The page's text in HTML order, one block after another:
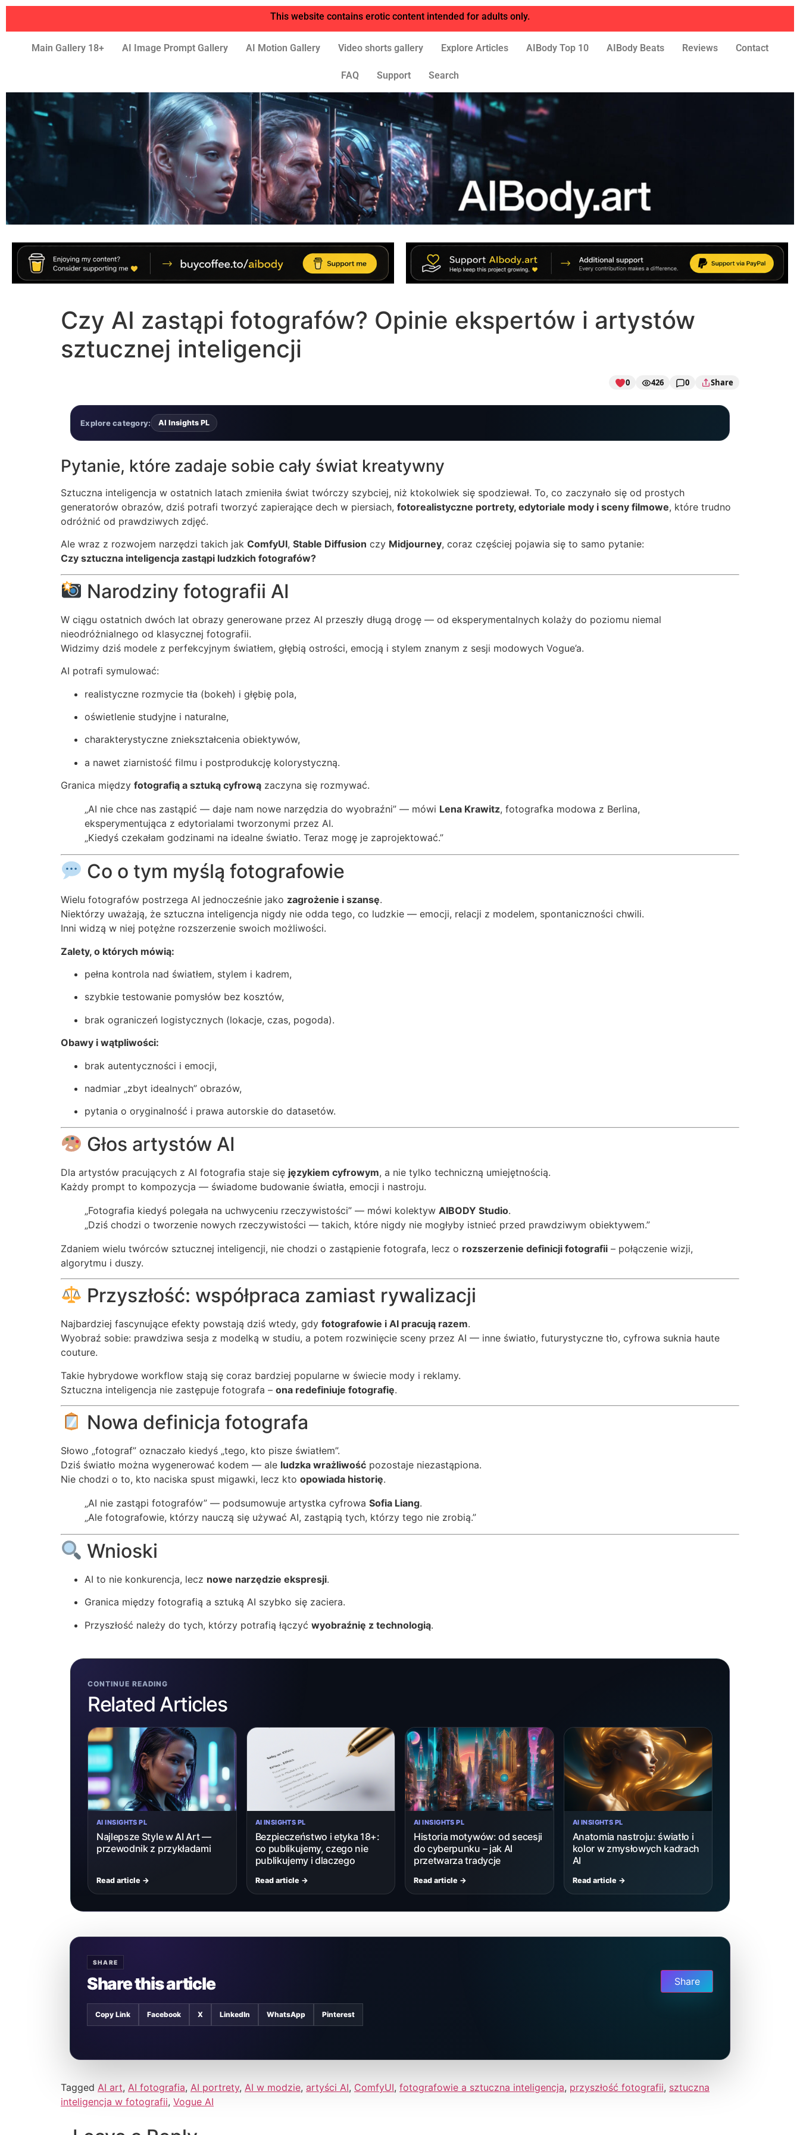
This website contains erotic content intended for adults only.
Main Gallery 18+ AI Image Prompt Gallery AI Motion Gallery Video shorts gallery Explore Articles AIBody Top 10 AIBody Beats Reviews Contact
FAQ Support Search
Czy AI zastąpi fotografów? Opinie ekspertów i artystów
sztucznej inteligencji
0 426 0 Share
Explore category: AI Insights PL
Pytanie, które zadaje sobie cały świat kreatywny
Sztuczna inteligencja w ostatnich latach zmieniła świat twórczy szybciej, niż ktokolwiek się spodziewał. To, co zaczynało się od prostych
generatorów obrazów, dziś potrafi tworzyć zapierające dech w piersiach, fotorealistyczne portrety, edytoriale mody i sceny filmowe, które trudno
odróżnić od prawdziwych zdjęć.
Ale wraz z rozwojem narzędzi takich jak ComfyUI, Stable Diffusion czy Midjourney, coraz częściej pojawia się to samo pytanie:
Czy sztuczna inteligencja zastąpi ludzkich fotografów?
Narodziny fotografii AI
W ciągu ostatnich dwóch lat obrazy generowane przez AI przeszły długą drogę — od eksperymentalnych kolaży do poziomu niemal
nieodróżnialnego od klasycznej fotografii.
Widzimy dziś modele z perfekcyjnym światłem, głębią ostrości, emocją i stylem znanym z sesji modowych Vogue’a.
AI potrafi symulować:
realistyczne rozmycie tła (bokeh) i głębię pola,
oświetlenie studyjne i naturalne,
charakterystyczne zniekształcenia obiektywów,
a nawet ziarnistość filmu i postprodukcję kolorystyczną.
Granica między fotografią a sztuką cyfrową zaczyna się rozmywać.
„AI nie chce nas zastąpić — daje nam nowe narzędzia do wyobraźni” — mówi Lena Krawitz, fotografka modowa z Berlina,
eksperymentująca z edytorialami tworzonymi przez AI.
„Kiedyś czekałam godzinami na idealne światło. Teraz mogę je zaprojektować.”
Co o tym myślą fotografowie
Wielu fotografów postrzega AI jednocześnie jako zagrożenie i szansę.
Niektórzy uważają, że sztuczna inteligencja nigdy nie odda tego, co ludzkie — emocji, relacji z modelem, spontaniczności chwili.
Inni widzą w niej potężne rozszerzenie swoich możliwości.
Zalety, o których mówią:
pełna kontrola nad światłem, stylem i kadrem,
szybkie testowanie pomysłów bez kosztów,
brak ograniczeń logistycznych (lokacje, czas, pogoda).
Obawy i wątpliwości:
brak autentyczności i emocji,
nadmiar „zbyt idealnych” obrazów,
pytania o oryginalność i prawa autorskie do datasetów.
Głos artystów AI
Dla artystów pracujących z AI fotografia staje się językiem cyfrowym, a nie tylko techniczną umiejętnością.
Każdy prompt to kompozycja — świadome budowanie światła, emocji i nastroju.
„Fotografia kiedyś polegała na uchwyceniu rzeczywistości” — mówi kolektyw AIBODY Studio.
„Dziś chodzi o tworzenie nowych rzeczywistości — takich, które nigdy nie mogłyby istnieć przed prawdziwym obiektywem.”
Zdaniem wielu twórców sztucznej inteligencji, nie chodzi o zastąpienie fotografa, lecz o rozszerzenie definicji fotografii – połączenie wizji,
algorytmu i duszy.
Przyszłość: współpraca zamiast rywalizacji
Najbardziej fascynujące efekty powstają dziś wtedy, gdy fotografowie i AI pracują razem.
Wyobraź sobie: prawdziwa sesja z modelką w studiu, a potem rozwinięcie sceny przez AI — inne światło, futurystyczne tło, cyfrowa suknia haute
couture.
Takie hybrydowe workflow stają się coraz bardziej popularne w świecie mody i reklamy.
Sztuczna inteligencja nie zastępuje fotografa – ona redefiniuje fotografię.
Nowa definicja fotografa
Słowo „fotograf” oznaczało kiedyś „tego, kto pisze światłem”.
Dziś światło można wygenerować kodem — ale ludzka wrażliwość pozostaje niezastąpiona.
Nie chodzi o to, kto naciska spust migawki, lecz kto opowiada historię.
„AI nie zastąpi fotografów” — podsumowuje artystka cyfrowa Sofia Liang.
„Ale fotografowie, którzy nauczą się używać AI, zastąpią tych, którzy tego nie zrobią.”
Wnioski
AI to nie konkurencja, lecz nowe narzędzie ekspresji.
Granica między fotografią a sztuką AI szybko się zaciera.
Przyszłość należy do tych, którzy potrafią łączyć wyobraźnię z technologią.
CONTINUE READING
Related Articles
AI INSIGHTS PL
Najlepsze Style w AI Art —
przewodnik z przykładami
Read article →
AI INSIGHTS PL
Bezpieczeństwo i etyka 18+:
co publikujemy, czego nie
publikujemy i dlaczego
Read article →
AI INSIGHTS PL
Historia motywów: od secesji
do cyberpunku – jak AI
przetwarza tradycje
Read article →
AI INSIGHTS PL
Anatomia nastroju: światło i
kolor w zmysłowych kadrach
AI
Read article →
SHARE
Share this article Share
Copy Link Facebook X LinkedIn WhatsApp Pinterest
Tagged AI art, AI fotografia, AI portrety, AI w modzie, artyści AI, ComfyUI, fotografowie a sztuczna inteligencja, przyszłość fotografii, sztuczna
inteligencja w fotografii, Vogue AI